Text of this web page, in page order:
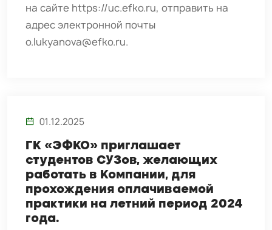
на сайте https://uc.efko.ru, отправить на
адрес электронной почты
o.lukyanova@efko.ru.
01.12.2025
ГК «ЭФКО» приглашает
студентов СУЗов, желающих
работать в Компании, для
прохождения оплачиваемой
практики на летний период 2024
года.